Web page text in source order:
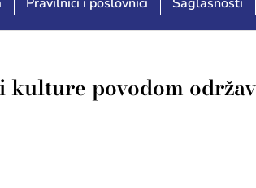
kulture povodom